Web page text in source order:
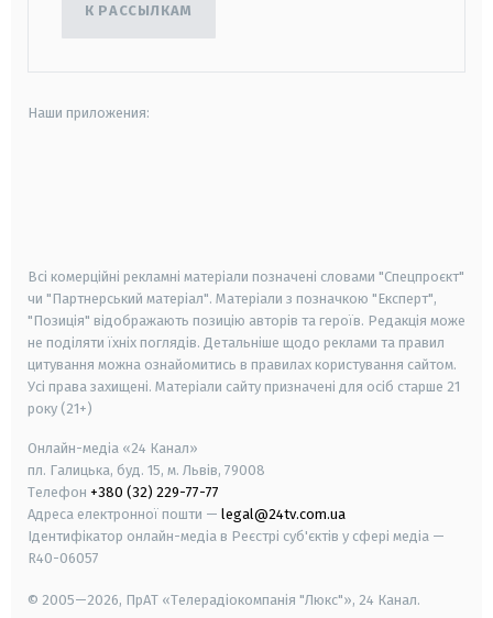
К РАССЫЛКАМ
Наши приложения:
Всі комерційні рекламні матеріали позначені словами "Спецпроєкт"
чи "Партнерський матеріал". Матеріали з позначкою "Експерт",
"Позиція" відображають позицію авторів та героїв. Редакція може
не поділяти їхніх поглядів. Детальніше щодо реклами та правил
цитування можна ознайомитись в правилах користування сайтом.
Усі права захищені. Матеріали сайту призначені для осіб старше 21
року (21+)
Онлайн-медіа «24 Канал»
пл. Галицька, буд. 15, м. Львів, 79008
Телефон +380 (32) 229-77-77
Адреса електронної пошти — legal@24tv.com.ua
Ідентифікатор онлайн-медіа в Реєстрі суб'єктів у сфері медіа —
R40-06057
© 2005—2026, ПрАТ «Телерадіокомпанія "Люкс"», 24 Канал.